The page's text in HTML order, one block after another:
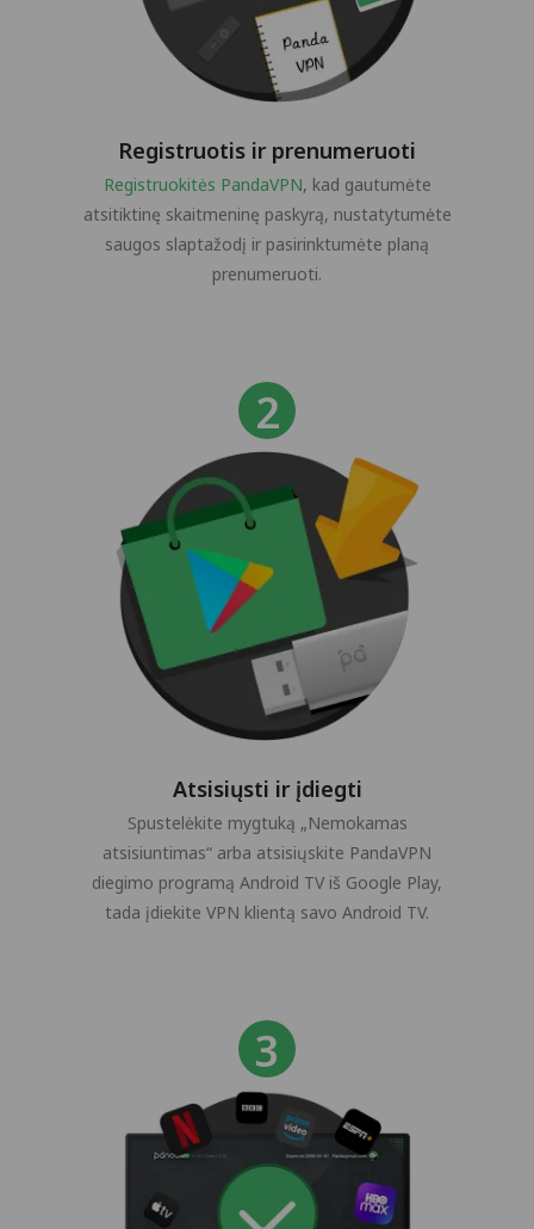
Registruotis ir prenumeruoti
Registruokitės PandaVPN, kad gautumėte
atsitiktinę skaitmeninę paskyrą, nustatytumėte
saugos slaptažodį ir pasirinktumėte planą
prenumeruoti.
Atsisiųsti ir įdiegti
Spustelėkite mygtuką „Nemokamas
atsisiuntimas“ arba atsisiųskite PandaVPN
diegimo programą Android TV iš Google Play,
tada įdiekite VPN klientą savo Android TV.